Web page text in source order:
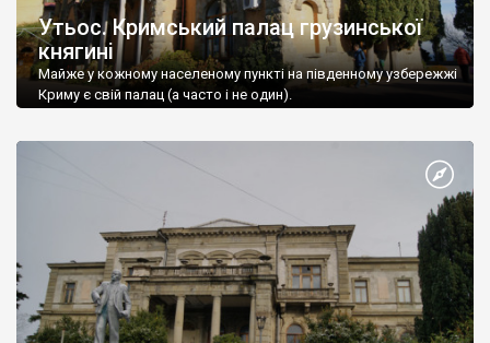
Утьос. Кримський палац грузинської
княгині
Майже у кожному населеному пункті на південному узбережжі
Криму є свій палац (а часто і не один).